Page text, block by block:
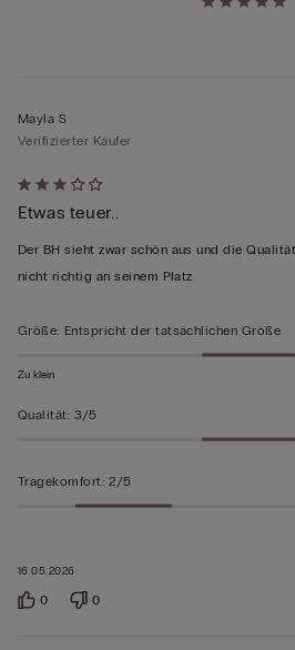
Mit
3
von
5
16.05.2026
Mayla S
Verifizierter Käufer
Etwas teuer..
Der BH sieht zwar schön aus und die
nicht richtig an seinem Platz.
Größe: Entspricht der tatsächlichen Größe
Zu klein
Qualität: 3/5
Tragekomfort: 2/5
0 0